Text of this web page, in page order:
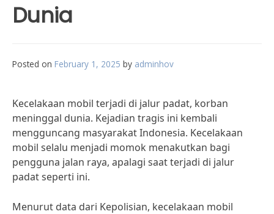
Dunia
Posted on February 1, 2025 by adminhov
Kecelakaan mobil terjadi di jalur padat, korban
meninggal dunia. Kejadian tragis ini kembali
mengguncang masyarakat Indonesia. Kecelakaan
mobil selalu menjadi momok menakutkan bagi
pengguna jalan raya, apalagi saat terjadi di jalur
padat seperti ini.
Menurut data dari Kepolisian, kecelakaan mobil